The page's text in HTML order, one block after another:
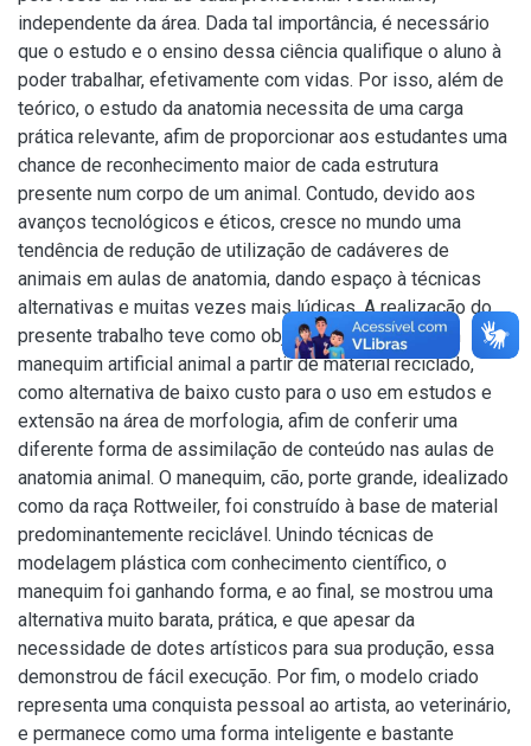
independente da área. Dada tal importância, é necessário
que o estudo e o ensino dessa ciência qualifique o aluno à
poder trabalhar, efetivamente com vidas. Por isso, além de
teórico, o estudo da anatomia necessita de uma carga
prática relevante, afim de proporcionar aos estudantes uma
chance de reconhecimento maior de cada estrutura
presente num corpo de um animal. Contudo, devido aos
avanços tecnológicos e éticos, cresce no mundo uma
tendência de redução de utilização de cadáveres de
animais em aulas de anatomia, dando espaço à técnicas
alternativas e muitas vezes mais lúdicas. A realização do
presente trabalho teve como objetivo a criação de um
manequim artificial animal a partir de material reciclado,
como alternativa de baixo custo para o uso em estudos e
extensão na área de morfologia, afim de conferir uma
diferente forma de assimilação de conteúdo nas aulas de
anatomia animal. O manequim, cão, porte grande, idealizado
como da raça Rottweiler, foi construído à base de material
predominantemente reciclável. Unindo técnicas de
modelagem plástica com conhecimento científico, o
manequim foi ganhando forma, e ao final, se mostrou uma
alternativa muito barata, prática, e que apesar da
necessidade de dotes artísticos para sua produção, essa
demonstrou de fácil execução. Por fim, o modelo criado
representa uma conquista pessoal ao artista, ao veterinário,
e permanece como uma forma inteligente e bastante